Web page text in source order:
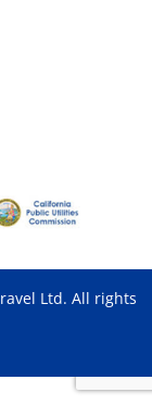
Ltd. All rights